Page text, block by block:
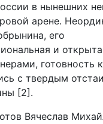
в нынешних
арене.
его
и
готовность
с твердым
[2].
Вячеслав